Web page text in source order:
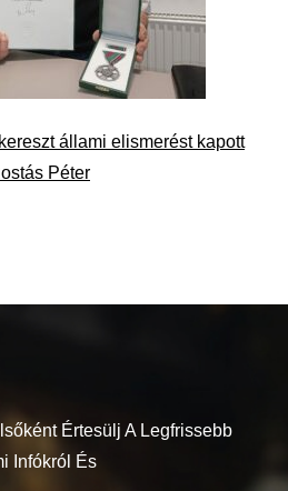
állami elismerést kapott
Péter
Értesülj A Legfrissebb
Infókról És